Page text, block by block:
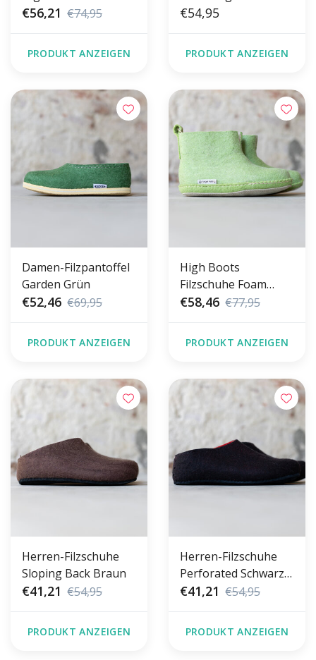
Grau
€56,21 €74,95
PRODUKT ANZEIGEN
36-41 - Weiche Sohle
€54,95
PRODUKT ANZEIGEN
Damen-Filzpantoffel
Garden Grün
€52,46 €69,95
PRODUKT ANZEIGEN
High Boots
Filzschuhe Foam
Green
€58,46 €77,95
PRODUKT ANZEIGEN
Herren-Filzschuhe
Sloping Back Braun
€41,21 €54,95
PRODUKT ANZEIGEN
Herren-Filzschuhe
Perforated Schwarz
& Rot
€41,21 €54,95
PRODUKT ANZEIGEN